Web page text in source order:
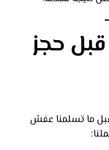
قبل حجز
ما تسلمنا عفش